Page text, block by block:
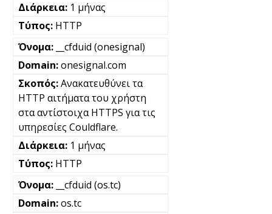
1 μήνας
HTTP
__cfduid (onesignal)
onesignal.com
Ανακατευθύνει τα
HTTP αιτήματα του χρήστη
στα αντίστοιχα HTTPS για τις
υπηρεσίες Couldflare.
1 μήνας
HTTP
__cfduid (os.tc)
os.tc